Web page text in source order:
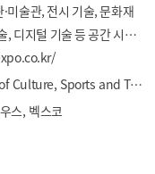
미술관, 전시 기술, 문화재
, 디지털 기술 등 공간 시공,
, 항온항습, 수리, 수복,
, 문화상품 등 관련
문화체육관광부 Ministry of Culture, Sports and Tourism
스, 벡스코